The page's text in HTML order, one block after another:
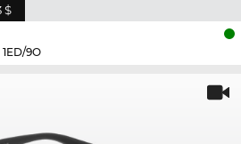
$
9O